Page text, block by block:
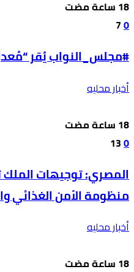
0
7
#مجلس_النواب يُقر
أخبار محليه
0
13
المصري: توجيهات الملك
منظومة الأمن الغذائي
أخبار محليه